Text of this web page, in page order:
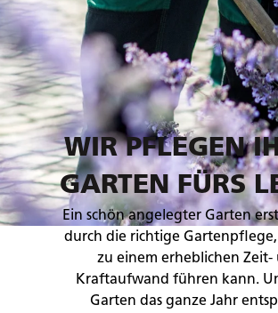
WIR PFLEGEN
GARTEN FÜRS
Ein schön angelegter Garten
durch die richtige
zu einem erheblichen Zeit-
Kraftaufwand führen kann.
Garten das ganze Jahr